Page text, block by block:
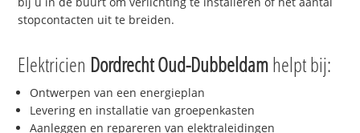
stopcontacten uit te breiden.
Elektricien Dordrecht Oud-Dubbeldamhelpt bij:
Ontwerpen van een energieplan
Levering en installatie van groepenkasten
Aanleggen en repareren van elektraleidingen